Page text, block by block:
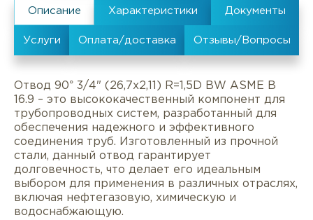
Отвод 90° 3/4" (26,7х2,11) R=1,5D BW ASME B
16.9 – это высококачественный компонент для
трубопроводных систем, разработанный для
обеспечения надежного и эффективного
соединения труб. Изготовленный из прочной
стали, данный отвод гарантирует
долговечность, что делает его идеальным
выбором для применения в различных отраслях,
включая нефтегазовую, химическую и
водоснабжающую.